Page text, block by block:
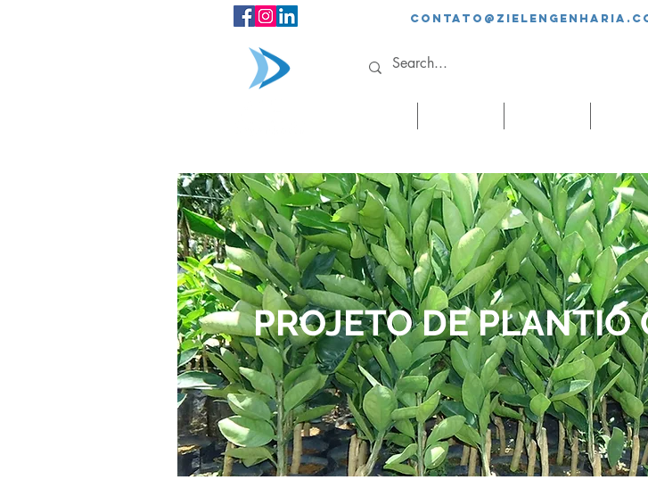
PROJETO DE PLANTIO